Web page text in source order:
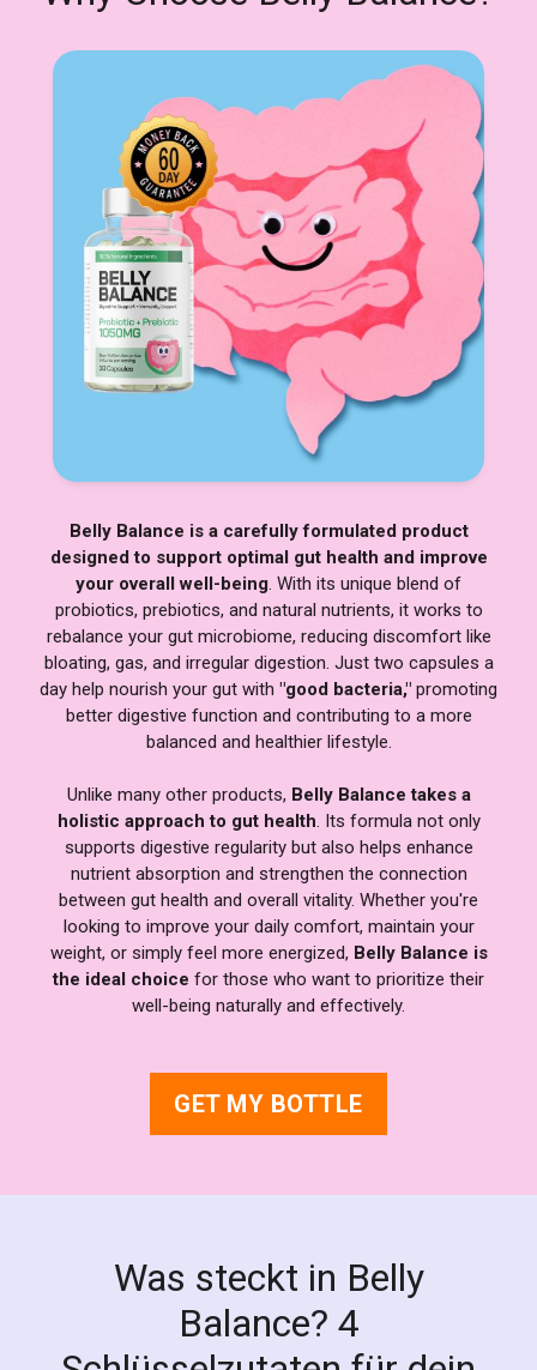
Belly Balance is a carefully formulated product
designed to support optimal gut health and improve
your overall well-being. With its unique blend of
probiotics, prebiotics, and natural nutrients, it works to
rebalance your gut microbiome, reducing discomfort like
bloating, gas, and irregular digestion. Just two capsules a
day help nourish your gut with "good bacteria," promoting
better digestive function and contributing to a more
balanced and healthier lifestyle.
Unlike many other products, Belly Balance takes a
holistic approach to gut health. Its formula not only
supports digestive regularity but also helps enhance
nutrient absorption and strengthen the connection
between gut health and overall vitality. Whether you're
looking to improve your daily comfort, maintain your
weight, or simply feel more energized, Belly Balance is
the ideal choice for those who want to prioritize their
well-being naturally and effectively.
GET MY BOTTLE
Was steckt in Belly
Balance? 4